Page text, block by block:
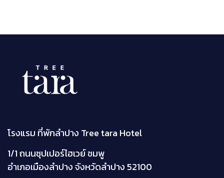
โรงแรม ที่พักลำปาง Tree tara Hotel
1/1 ถนนซุปเปอร์ไฮเวย์ ชมพู
อำเภอเมืองลำปาง จังหวัดลำปาง 52100